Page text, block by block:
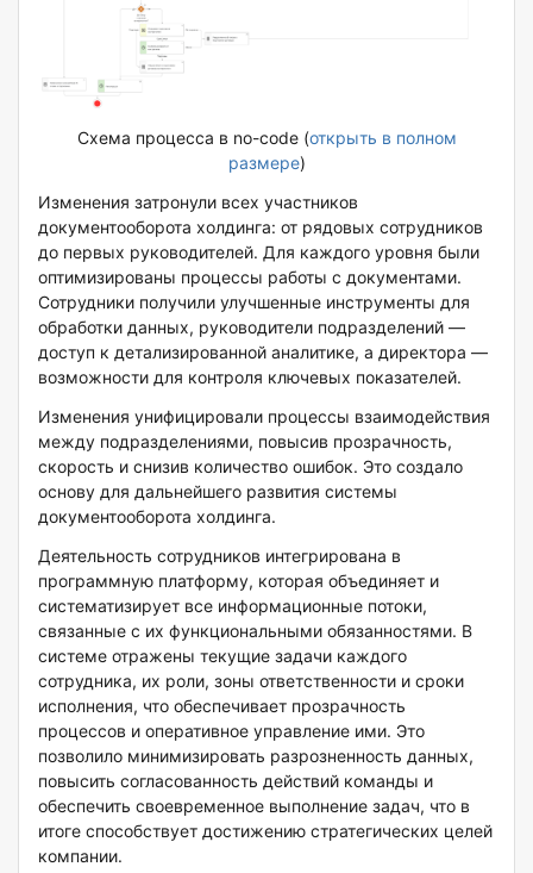
Схема процесса в no-code (открыть в полном
размере)
Изменения затронули всех участников
документооборота холдинга: от рядовых сотрудников
до первых руководителей. Для каждого уровня были
оптимизированы процессы работы с документами.
Сотрудники получили улучшенные инструменты для
обработки данных, руководители подразделений —
доступ к детализированной аналитике, а директора —
возможности для контроля ключевых показателей.
Изменения унифицировали процессы взаимодействия
между подразделениями, повысив прозрачность,
скорость и снизив количество ошибок. Это создало
основу для дальнейшего развития системы
документооборота холдинга.
Деятельность сотрудников интегрирована в
программную платформу, которая объединяет и
систематизирует все информационные потоки,
связанные с их функциональными обязанностями. В
системе отражены текущие задачи каждого
сотрудника, их роли, зоны ответственности и сроки
исполнения, что обеспечивает прозрачность
процессов и оперативное управление ими. Это
позволило минимизировать разрозненность данных,
повысить согласованность действий команды и
обеспечить своевременное выполнение задач, что в
итоге способствует достижению стратегических целей
компании.